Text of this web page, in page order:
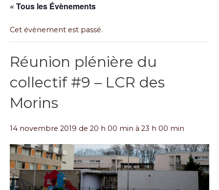
« Tous les Évènements
Cet évènement est passé.
Réunion plénière du
collectif #9 – LCR des
Morins
14 novembre 2019 de 20 h 00 min à 23 h 00 min